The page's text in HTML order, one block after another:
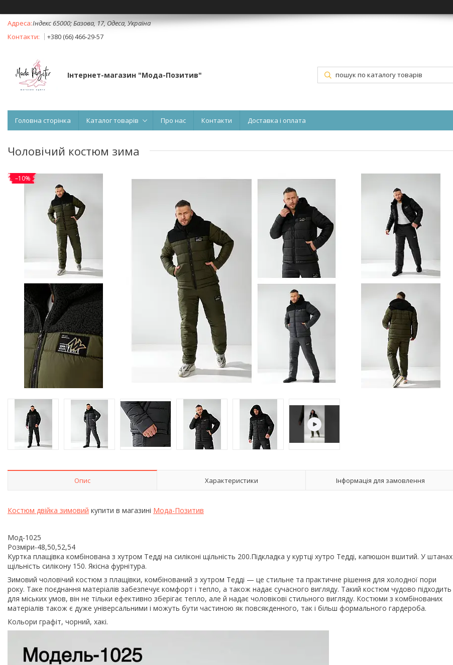
Індекс 65000; Базова, 17, Одеса, Україна
+380 (66) 466-29-57
Інтернет-магазин "Мода-Позитив"
Головна сторінка Каталог товарів Про нас Контакти Доставка і оплата
Чоловічий костюм зима
–10%
Опис Характеристики Інформація для замовлення
Костюм двійка зимовий купити в магазині Мода-Позитив
Мод-1025
Розміри-48,50,52,54
Куртка плащівка комбінована з хутром Тедді на силіконі щільність 200.Підкладка у куртці хутро Тедді, капюшон вшитий. У штанах
щільність силікону 150. Якісна фурнітура.
Зимовий чоловічий костюм з плащівки, комбінований з хутром Тедді — це стильне та практичне рішення для холодної пори
року. Таке поєднання матеріалів забезпечує комфорт і тепло, а також надає сучасного вигляду. Такий костюм чудово підходить
для міських умов, він не тільки ефективно зберігає тепло, але й надає чоловікові стильного вигляду. Костюми з комбінованих
матеріалів також є дуже універсальними і можуть бути частиною як повсякденного, так і більш формального гардероба.
Кольори графіт, чорний, хакі.